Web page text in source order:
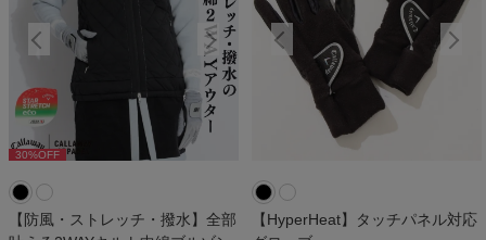
30%OFF
【防風・ストレッチ・撥水】全部
【HyperHeat】タッチパネル対応